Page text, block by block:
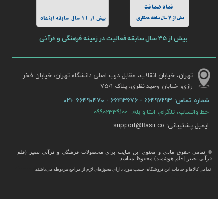
© تمامی حقوق مادی و معنوی این سایت برای محصولات فرهنگی و قرآنی بصیر (قلم
قرآنی بصیر | قلم هوشمند) محفوظ میباشد.
تمامی كالاها و خدمات این فروشگاه، حسب مورد دارای مجوزهای لازم از مراجع مربوطه می‌باشند.
، انواع قلم قرآنی ، انواع کتاب نفیس و قرآن نفیس , قرآن عروس , کتب نفیس و معطر , کتاب چرمی و سایر محصولات
بیش از 11 سال سابقه اینماد
بیش از 35 سال سابقه فعالیت در زمینه فرهنگی و قرآنی
بیش از 7 سال سابقه همکاری
تهران، خیابان انقلاب، مقابل درب اصلی دانشگاه تهران، خیابان فخر
رازی، خیابان وحید نظری، پلاک ۷۵/۱​​​​​​​
شماره تماس:
خط واتساپ، تلگرام، ایتا و بله: 09902339100
ایمیل پشتیبانی: support@Basir.co